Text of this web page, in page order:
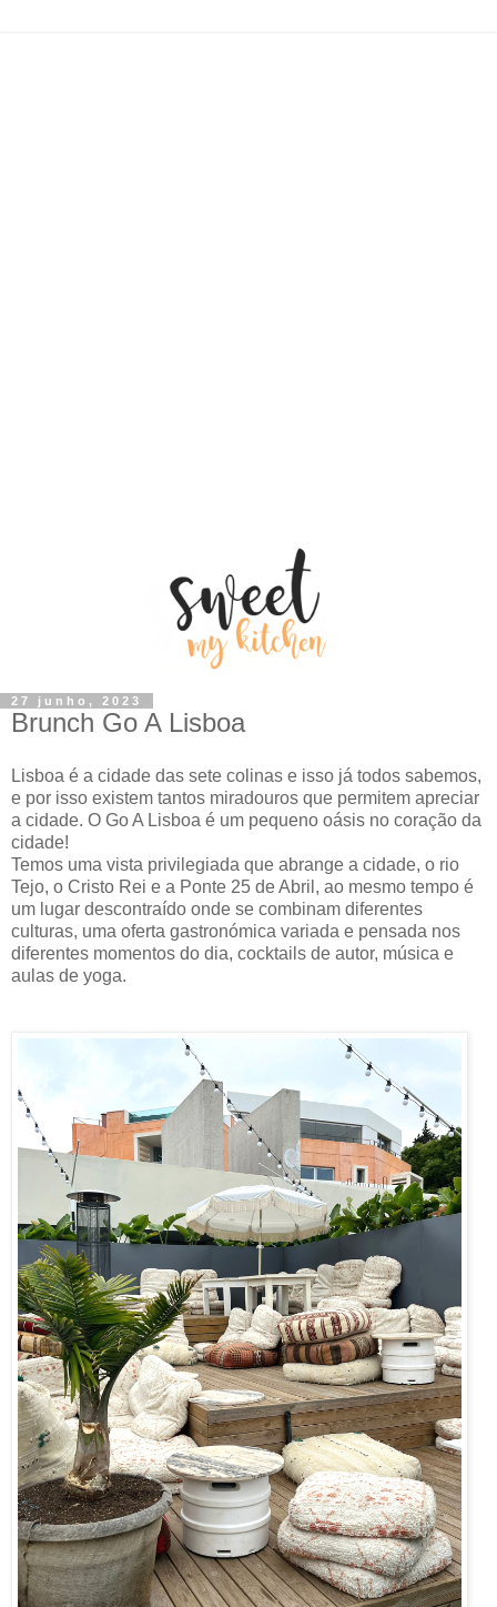
27 junho, 2023
Brunch Go A Lisboa
Lisboa é a cidade das sete colinas e isso já todos sabemos,
e por isso existem tantos miradouros que permitem apreciar
a cidade. O Go A Lisboa é um pequeno oásis no coração da
cidade!
Temos uma vista privilegiada que abrange a cidade, o rio
Tejo, o Cristo Rei e a Ponte 25 de Abril, ao mesmo tempo é
um lugar descontraído onde se combinam diferentes
culturas, uma oferta gastronómica variada e pensada nos
diferentes momentos do dia, cocktails de autor, música e
aulas de yoga.